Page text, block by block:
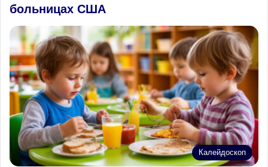
больницах США
Калейдоскоп